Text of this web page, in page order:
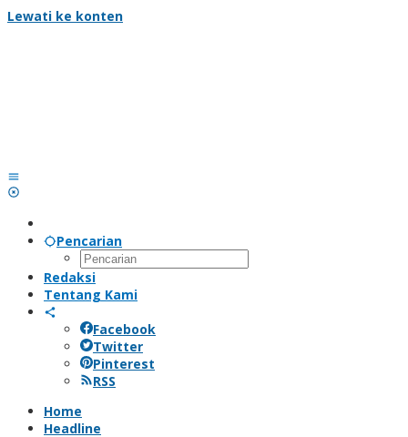
Lewati ke konten
Pencarian
Redaksi
Tentang Kami
Facebook
Twitter
Pinterest
RSS
Home
Headline